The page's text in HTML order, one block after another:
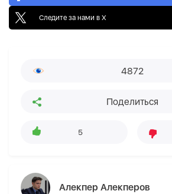
Следите за нами в X
4872
Поделиться
5
Алекпер Алекперов